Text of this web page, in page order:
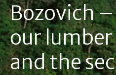
Bozovich
our
and the